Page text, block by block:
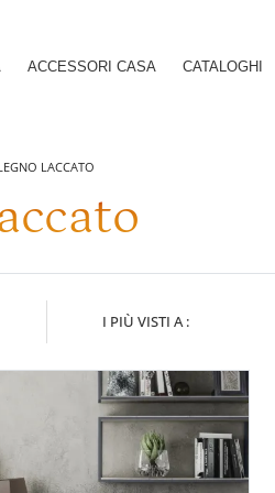
ACCESSORI CASA CATALOGHI
LACCATO
I PIÙ VISTI A :